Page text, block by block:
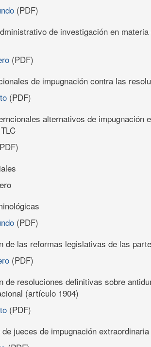
(PDF)
de investigación en
(PDF)
de impugnación contra las
(PDF)
alternativos de impugnación
(PDF)
de las reformas legislativas de las
(PDF)
de resoluciones definitivas sobre
(artículo 1904)
(PDF)
jueces de impugnación